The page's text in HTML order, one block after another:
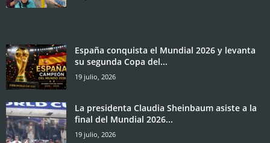
España conquista el Mundial 2026 y levanta
su segunda Copa del...
19 julio, 2026
La presidenta Claudia Sheinbaum asiste a la
final del Mundial 2026...
19 julio, 2026